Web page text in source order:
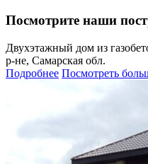
Посмотрите наши
Двухэтажный дом из
р-не, Самарская обл.
Подробнее Посмотреть